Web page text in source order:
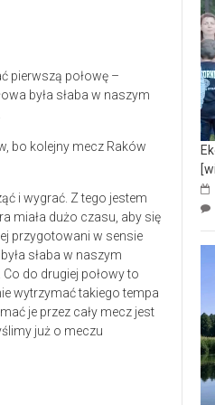
pierwszą połowę –
była słaba w naszym
bo kolejny mecz Raków
i wygrać. Z tego jestem
miała dużo czasu, aby się
przygotowani w sensie
słaba w naszym
do drugiej połowy to
wytrzymać takiego tempa
je przez cały mecz jest
już o meczu